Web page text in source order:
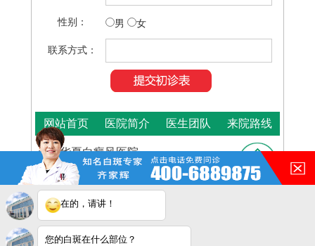
性别： 男 女
联系方式：
网站首页 医院简介 医生团队 来院路线
合肥华夏白癜风医院
咨询热线：
400-688-9875
医院地址：合肥市铜陵路与裕溪路交叉路口
Copyright © 2025
备16014022号-11
在的，请讲！
您的白斑在什么部位？